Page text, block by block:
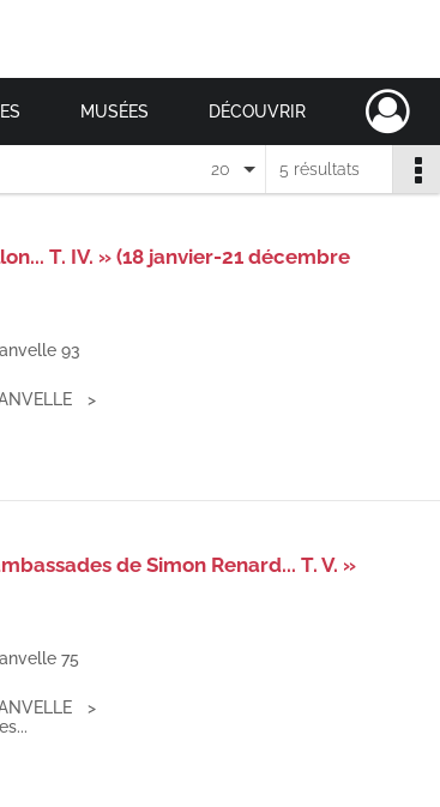
MUSÉES DÉCOUVRIR
5 résultats
20
T. IV. » (18 janvier-21 décembre
93
de Simon Renard... T. V. »
75